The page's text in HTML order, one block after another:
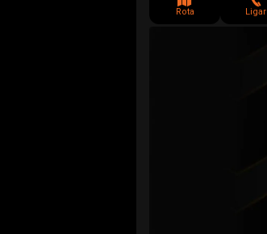
Rota Ligar